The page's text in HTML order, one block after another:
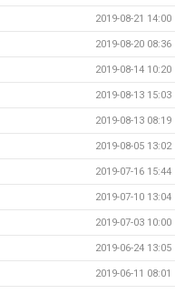
2019-08-21 14:00
2019-08-20 08:36
2019-08-14 10:20
2019-08-13 15:03
2019-08-13 08:19
2019-08-05 13:02
2019-07-16 15:44
2019-07-10 13:04
2019-07-03 10:00
2019-06-24 13:05
2019-06-11 08:01